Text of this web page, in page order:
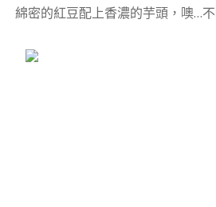
綿密的紅豆配上香濃的芋頭，噢…